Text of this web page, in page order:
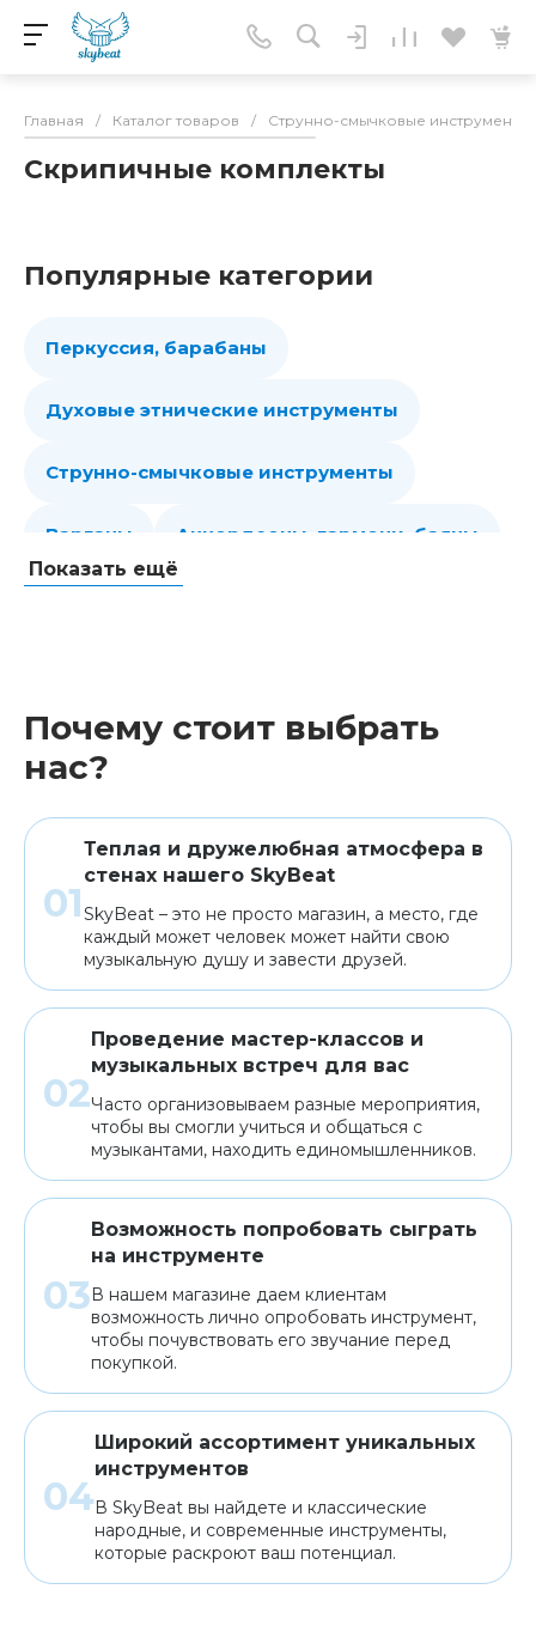
Главная / Каталог товаров / Струнно-смычковые инструменты
Скрипичные комплекты
Популярные категории
Перкуссия, барабаны
Духовые этнические инструменты
Струнно-смычковые инструменты
Варганы Аккордеоны, гармони, баяны
Клавишные Сувениры, подарки
Аренда
Показать ещё
Почему стоит выбрать
нас?
Теплая и дружелюбная атмосфера в
стенах нашего SkyBeat
SkyBeat – это не просто магазин, а место, где
каждый может человек может найти свою
музыкальную душу и завести друзей.
Проведение мастер-классов и
музыкальных встреч для вас
Часто организовываем разные мероприятия,
чтобы вы смогли учиться и общаться с
музыкантами, находить единомышленников.
Возможность попробовать сыграть
на инструменте
В нашем магазине даем клиентам
возможность лично опробовать инструмент,
чтобы почувствовать его звучание перед
покупкой.
Широкий ассортимент уникальных
инструментов
В SkyBeat вы найдете и классические
народные, и современные инструменты,
которые раскроют ваш потенциал.